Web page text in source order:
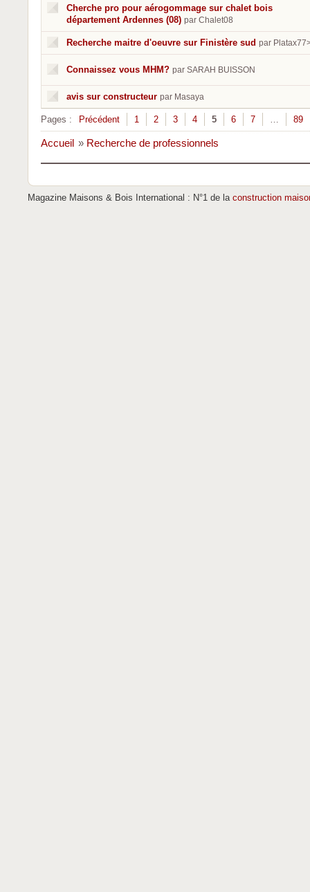
Cherche pro pour aérogommage sur chalet bois
département Ardennes (08) par Chalet08
Recherche maitre d'oeuvre sur Finistère sud par
Connaissez vous MHM? par SARAH BUISSON
avis sur constructeur par Masaya
Pages : Précédent 1 2 3 4 5 6 7 … 89
Accueil » Recherche de professionnels
Magazine Maisons & Bois International : N°1 de la construction